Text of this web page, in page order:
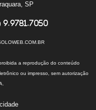
SP
9.9781.7050
a reprodução do conteúdo
ou impresso, sem autorização